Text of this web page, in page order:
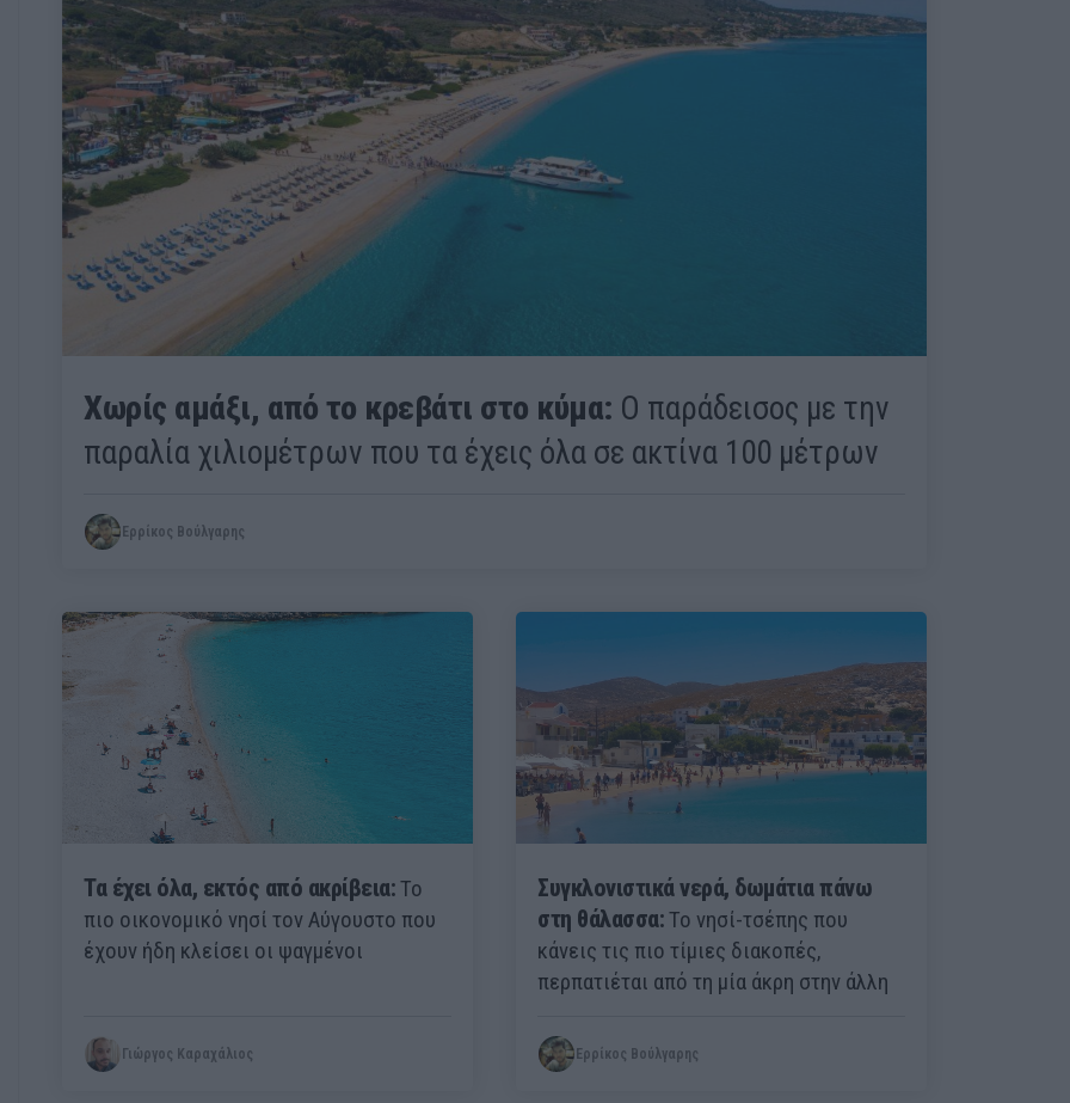
Χωρίς αμάξι, από το κρεβάτι στο κύμα: Ο παράδεισος με την
παραλία χιλιομέτρων που τα έχεις όλα σε ακτίνα 100 μέτρων
Ερρίκος Βούλγαρης
Τα έχει όλα, εκτός από ακρίβεια:Το
πιο οικονομικό νησί τον Αύγουστο που
έχουν ήδη κλείσει οι ψαγμένοι
Γιώργος Καραχάλιος
Συγκλονιστικά νερά, δωμάτια πάνω
στη θάλασσα:Το νησί-τσέπης που
κάνεις τις πιο τίμιες διακοπές,
περπατιέται από τη μία άκρη στην άλλη
Ερρίκος Βούλγαρης